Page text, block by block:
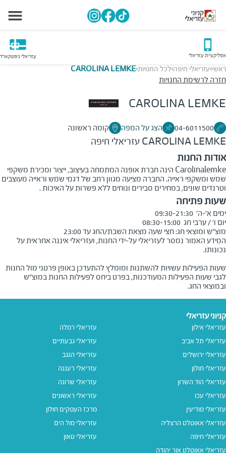
אפליקציית עזריאלי עזריאלי גיפטקארד
ראשי>עזריאלי חיפה>לכל החנויות>
CAROLINA LEMKE
חזרה לרשימת החנויות
CAROLINA LEMKE
04-6011500 הצג על המפה קומה ראשונה
CAROLINA LEMKE עזריאלי חיפה
אודות החנות
Carolinalemke הינה חברת אופנה המתמחה בעיצוב, ייצור ומכירת משקפי
שמש ומשקפי ראייה. החברה מציעה מגוון רחב של דגמי שמש וראייה מעוצבים
וטרנדים שונים, במחירים סבירים ונוחים ללא פשרות על האיכות .
שעות פתיחה
מוצ"ש ומוצאי חג: חצי שעה מצאת השבת/החג עד 23:00
המידע האמור נמסר לעזריאלי על-ידי החנות, ועזריאלי איננה אחראית על
שעות הפעילות עשויות להשתנות ומומלץ להתעדכן באופן פרטני מול החנות
לגבי שעות הפעילות המעודכנות, בפרט ביחס לפעילות החנות במוצ"ש
ובמוצאי החג.
קניוני עזריאלי
עזריאלי אילון
עזריאלי תל אביב
עזריאלי ירושלים
עזריאלי חולון
עזריאלי הוד השרון
עזריאלי עכו
עזריאלי מודיעין
עזריאלי אאוטלט הרצליה
עזריאלי חיפה
עזריאלי אאוטלט אור יהודה
עזריאלי רמלה
עזריאלי גבעתיים
עזריאלי הנגב
עזריאלי רעננה
עזריאלי שרונה
עזריאלי ראשונים
מרכז העסקים חולון
עזריאלי מול הים
עזריאלי טאון